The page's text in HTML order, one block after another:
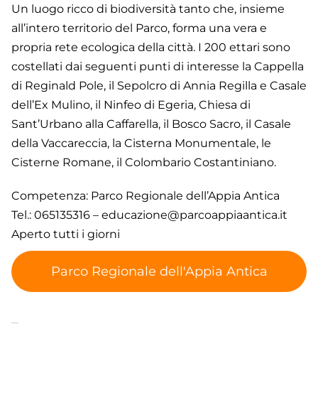
Un luogo ricco di biodiversità tanto che, insieme
all’intero territorio del Parco, forma una vera e
propria rete ecologica della città. I 200 ettari sono
costellati dai seguenti punti di interesse la Cappella
di Reginald Pole, il Sepolcro di Annia Regilla e Casale
dell’Ex Mulino, il Ninfeo di Egeria, Chiesa di
Sant’Urbano alla Caffarella, il Bosco Sacro, il Casale
della Vaccareccia, la Cisterna Monumentale, le
Cisterne Romane, il Colombario Costantiniano.
Competenza: Parco Regionale dell’Appia Antica
Tel.: 065135316 – educazione@parcoappiaantica.it
Aperto tutti i giorni
Parco Regionale dell'Appia Antica
Tags